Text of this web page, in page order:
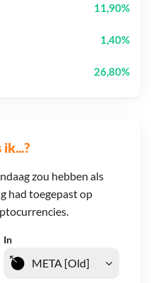
zou hebben als
had toegepast op
In
11,90%
1,40%
26,80%